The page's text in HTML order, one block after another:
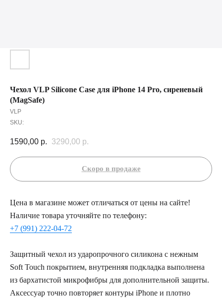
Чехол VLP Silicone Сase для iPhone 14 Pro, сиреневый
(MagSafe)
VLP
SKU:
1590,00 р. 3290,00 р.
Цена в магазине может отличаться от цены на сайте!
Наличие товара уточняйте по телефону:
+7 (991) 222-04-72
Защитный чехол из ударопрочного силикона c нежным
Soft Touch покрытием, внутренняя подкладка выполнена
из бархатистой микрофибры для дополнительной защиты.
Аксессуар точно повторяет контуры iPhone и плотно